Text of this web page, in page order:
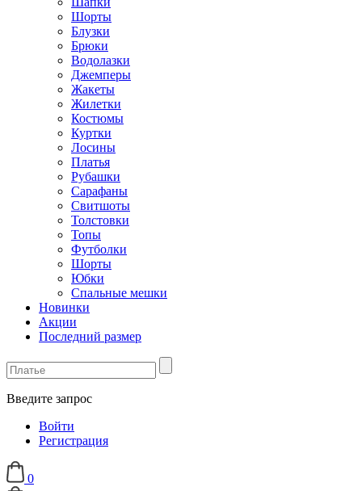
Шорты
Блузки
Брюки
Водолазки
Джемперы
Жакеты
Жилетки
Костюмы
Куртки
Лосины
Платья
Рубашки
Сарафаны
Свитшоты
Толстовки
Топы
Футболки
Шорты
Юбки
Спальные мешки
Новинки
Акции
Последний размер
Введите запрос
Войти
Регистрация
0